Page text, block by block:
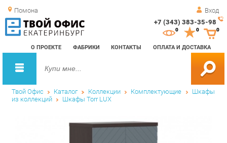
Помона Вход
+7 (343) 383-35-98
О ПРОЕКТЕ ФАБРИКИ КОНТАКТЫ ОПЛАТА И ДОСТАВКА
0 0
Твой Офис Каталог Коллекции Комплектующие Шкафы
из коллекций Шкафы Torr LUX